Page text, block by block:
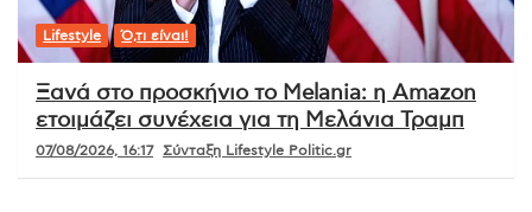
Lifestyle Ό,τι είναι!
Ξανά στο προσκήνιο το Melania: η Amazon
ετοιμάζει συνέχεια για τη Μελάνια Τραμπ
07/08/2026, 16:17 Σύνταξη Lifestyle Politic.gr